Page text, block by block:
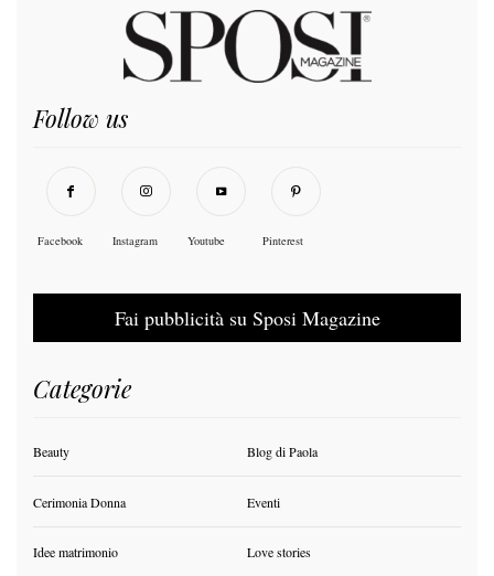
Follow us
Facebook Instagram Youtube Pinterest
Fai pubblicità su Sposi Magazine
Categorie
Beauty Blog di Paola
Cerimonia Donna Eventi
Idee matrimonio Love stories